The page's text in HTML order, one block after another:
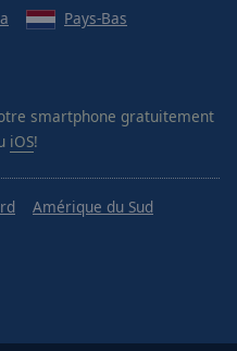
Pays-Bas
smartphone gratuitement
iOS!
Amérique du Sud